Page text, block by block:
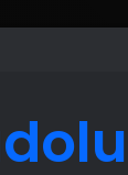
Duruşmasına